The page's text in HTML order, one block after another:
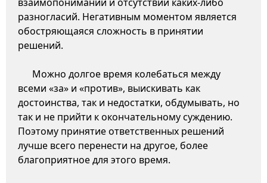
разногласий. Негативным моментом является
обостряющаяся сложность в принятии
решений.
Можно долгое время колебаться между
всеми «за» и «против», выискивать как
достоинства, так и недостатки, обдумывать, но
так и не прийти к окончательному суждению.
Поэтому принятие ответственных решений
лучше всего перенести на другое, более
благоприятное для этого время.